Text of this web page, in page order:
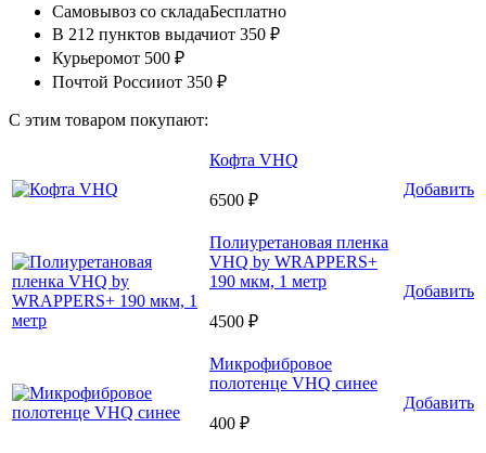
Самовывоз со складаБесплатно
В 212 пунктов выдачиот 350 ₽
Курьеромот 500 ₽
Почтой Россииот 350 ₽
С этим товаром покупают:
Кофта VHQ
6500 ₽
Добавить
Полиуретановая пленка
VHQ by WRAPPERS+
190 мкм, 1 метр
4500 ₽
Добавить
Микрофибровое
полотенце VHQ синее
400 ₽
Добавить